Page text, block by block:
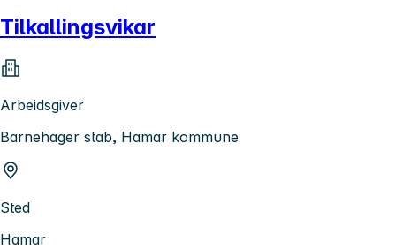
Tilkallingsvikar
Arbeidsgiver
Barnehager stab, Hamar kommune
Sted
Hamar